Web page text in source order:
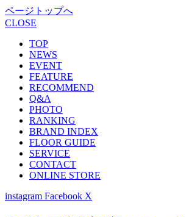
ページトップへ
CLOSE
TOP
NEWS
EVENT
FEATURE
RECOMMEND
Q&A
PHOTO
RANKING
BRAND INDEX
FLOOR GUIDE
SERVICE
CONTACT
ONLINE STORE
instagram Facebook X